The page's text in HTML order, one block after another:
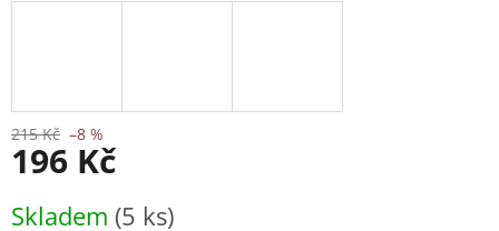
215 Kč –8 %
196 Kč
cena:
Skladem (5 ks)